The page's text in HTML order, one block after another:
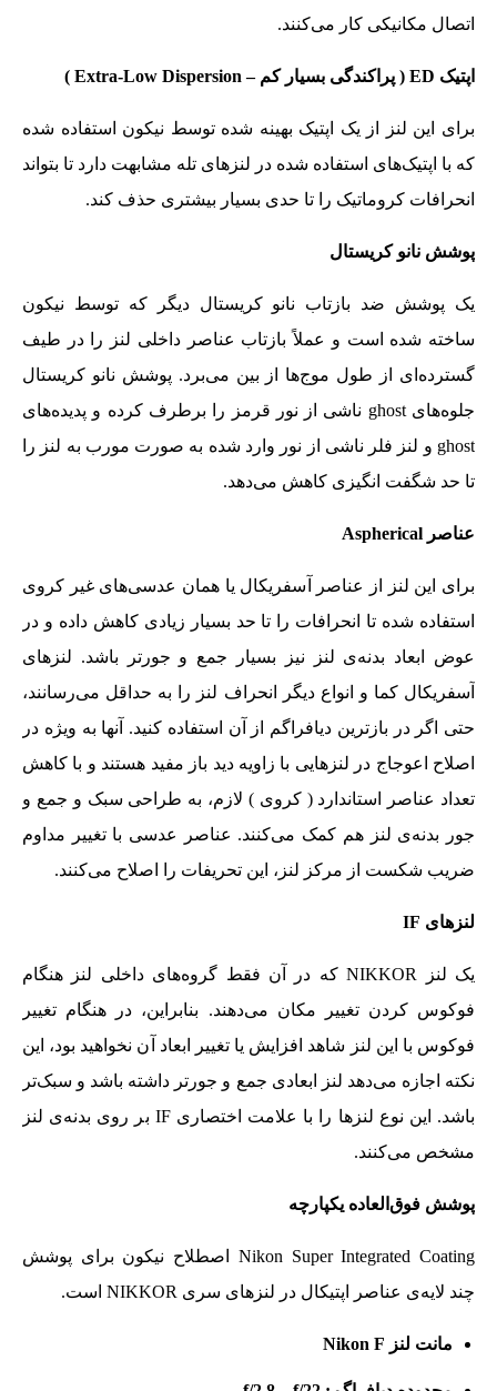
اتصال مکانیکی کار می‌کنند.
اپتیک پراکندگی بسیار کم – Extra-Low Dispersion )
برای این لنز از یک اپتیک بهینه شده توسط نیکون استفاده شده
که با اپتیک‌های استفاده شده در لنزهای تله مشابهت دارد تا بتواند
انحرافات کروماتیک را تا حدی بسیار بیشتری حذف کند.
پوشش نانو کریستال
یک پوشش ضد بازتاب نانو کریستال دیگر که توسط نیکون
ساخته شده است و عملاً بازتاب عناصر داخلی لنز را در طیف
گسترده‌ای از طول موج‌ها از بین می‌برد. پوشش نانو کریستال
جلوه‌های ghost ناشی از نور قرمز را برطرف کرده و پدیده‌های
ghost و لنز فلر ناشی از نور وارد شده به صورت مورب به لنز را
تا حد شگفت انگیزی کاهش می‌دهد.
عناصر
برای این لنز از عناصر آسفریکال یا همان عدسی‌های غیر کروی
استفاده شده تا انحرافات را تا حد بسیار زیادی کاهش داده و در
عوض ابعاد بدنه‌ی لنز نیز بسیار جمع و جورتر باشد. لنزهای
آسفریکال کما و انواع دیگر انحراف لنز را به حداقل می‌رسانند،
حتی اگر در بازترین دیافراگم از آن استفاده کنید. آنها به ویژه در
اصلاح اعوجاج در لنزهایی با زاویه دید باز مفید هستند و با کاهش
تعداد عناصر استاندارد ( کروی ) لازم، به طراحی سبک و جمع و
جور بدنه‌ی لنز هم کمک می‌کنند. عناصر عدسی با تغییر مداوم
ضریب شکست از مرکز لنز، این تحریفات را اصلاح می‌کنند.
لنزهای
یک لنز NIKKOR که در آن فقط گروه‌های داخلی لنز هنگام
فوکوس کردن تغییر مکان می‌دهند. بنابراین، در هنگام تغییر
فوکوس با این لنز شاهد افزایش یا تغییر ابعاد آن نخواهید بود، این
نکته اجازه می‌دهد لنز ابعادی جمع و جورتر داشته باشد و سبک‌تر
باشد. این نوع لنزها را با علامت اختصاری IF بر روی بدنه‌ی لنز
مشخص می‌کنند.
پوشش فوق‌العاده یکپارچه
Nikon Super Integrated Coating اصطلاح نیکون برای پوشش
چند لایه‌ی عناصر اپتیکال در لنزهای سری NIKKOR است.
مانت لنز Nikon F